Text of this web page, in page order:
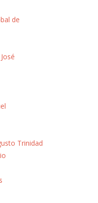
de
Trinidad